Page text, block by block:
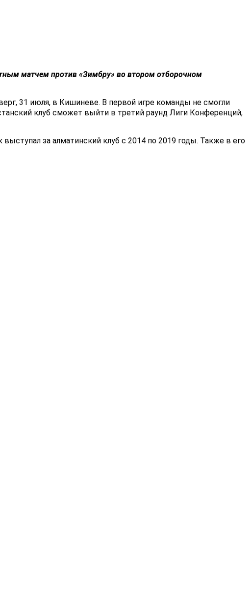
матчем против «Зимбру» во втором отборочном
31 июля, в Кишиневе. В первой игре команды не смогли
клуб сможет выйти в третий раунд Лиги Конференций,
за алматинский клуб с 2014 по 2019 годы. Также в его